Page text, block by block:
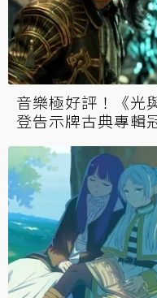
音樂極好評！《光
登告示牌古典專輯